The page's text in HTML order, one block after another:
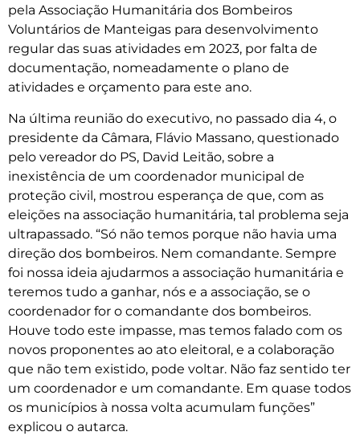
pela Associação Humanitária dos Bombeiros
Voluntários de Manteigas para desenvolvimento
regular das suas atividades em 2023, por falta de
documentação, nomeadamente o plano de
atividades e orçamento para este ano.
Na última reunião do executivo, no passado dia 4, o
presidente da Câmara, Flávio Massano, questionado
pelo vereador do PS, David Leitão, sobre a
inexistência de um coordenador municipal de
proteção civil, mostrou esperança de que, com as
eleições na associação humanitária, tal problema seja
ultrapassado. “Só não temos porque não havia uma
direção dos bombeiros. Nem comandante. Sempre
foi nossa ideia ajudarmos a associação humanitária e
teremos tudo a ganhar, nós e a associação, se o
coordenador for o comandante dos bombeiros.
Houve todo este impasse, mas temos falado com os
novos proponentes ao ato eleitoral, e a colaboração
que não tem existido, pode voltar. Não faz sentido ter
um coordenador e um comandante. Em quase todos
os municípios à nossa volta acumulam funções”
explicou o autarca.